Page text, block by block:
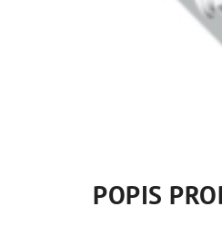
POPIS